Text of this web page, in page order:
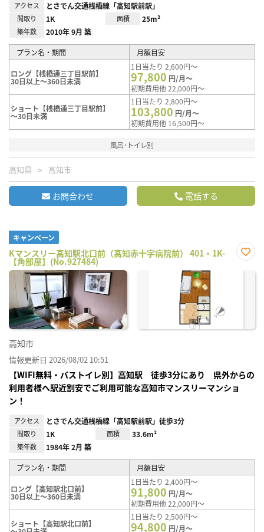
アクセス とさでん交通桟橋線「高知駅前駅」
間取り 1K 面積 25m²
築年数 2010年 9月 築
プラン名・期間 月額目安
ロング【桟橋通三丁目駅前】
30日以上～360日未満
1日当たり 2,600円～
97,800 円/月～
初期費用他 22,000円～
ショート【桟橋通三丁目駅前】
～30日未満
1日当たり 2,800円～
103,800 円/月～
初期費用他 16,500円～
風呂･トイレ別
高知県 高知市
お問合わせ 電話する
キャンペーン
Kマンスリー高知駅北口前（高知赤十字病院前） 401・1K-
【角部屋】(No.927484)
に入
高知市
情報更新日 2026/08/02 10:51
【WIFI無料・バストイレ別】高知駅 徒歩3分にあり 県外からの
利用者様へ駅近割安でご利用可能な高知市マンスリーマンショ
ン！
アクセス とさでん交通桟橋線「高知駅前駅」徒歩3分
間取り 1K 面積 33.6m²
築年数 1984年 2月 築
プラン名・期間 月額目安
ロング【高知駅北口前】
30日以上～360日未満
1日当たり 2,400円～
91,800 円/月～
初期費用他 22,000円～
ショート【高知駅北口前】
1日当たり 2,500円～
94,800 円/月～